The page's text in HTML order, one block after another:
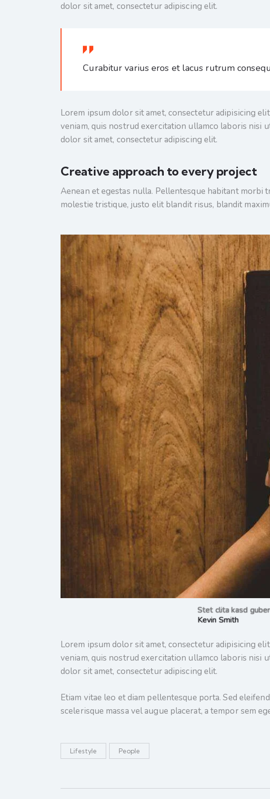
dolor sit amet, consectetur adipiscing elit.
Curabitur varius eros et lacus rutrum
Lorem ipsum dolor sit amet, consectetur adipisicing
veniam, quis nostrud exercitation ullamco laboris nisi
dolor sit amet, consectetur adipiscing elit.
Creative approach to every project
Aenean et egestas nulla. Pellentesque habitant morbi
molestie tristique, justo elit blandit risus, blandit
Stet clita kasd
Kevin Smith
Lorem ipsum dolor sit amet, consectetur adipisicing
veniam, quis nostrud exercitation ullamco laboris nisi
dolor sit amet, consectetur adipiscing elit.
Etiam vitae leo et diam pellentesque porta. Sed
scelerisque massa vel augue placerat, a tempor sem
Lifestyle People